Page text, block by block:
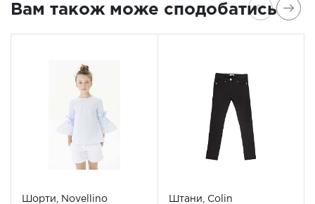
Вам також може сподобатись
Шорти, Novellino Штани, Colin